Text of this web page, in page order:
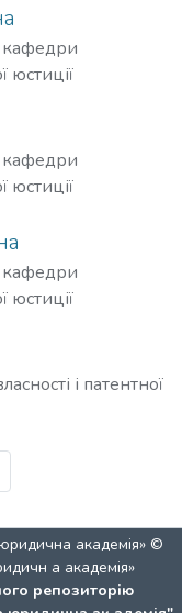
юстиції
юстиції
юстиції
і патентної
академія» ©
а академія»
репозиторію